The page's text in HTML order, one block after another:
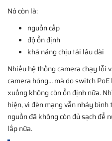
Nó còn là:
nguồn cấp
độ ổn định
khả năng chịu tải lâu dài
Nhiều hệ thống camera chạy lỗi
camera hỏng… mà do switch
xuống không còn ổn định nữa.
hiện, vì đèn mạng vẫn nháy
nguồn đã không còn đủ sạch để
lắp nữa.